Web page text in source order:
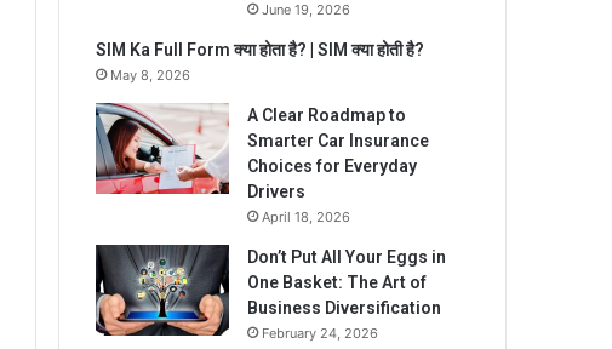
June 19, 2026
SIM Ka Full Form क्या होता है? | SIM क्या होती है?
May 8, 2026
A Clear Roadmap to
Smarter Car Insurance
Choices for Everyday
Drivers
April 18, 2026
Don’t Put All Your Eggs in
One Basket: The Art of
Business Diversification
February 24, 2026